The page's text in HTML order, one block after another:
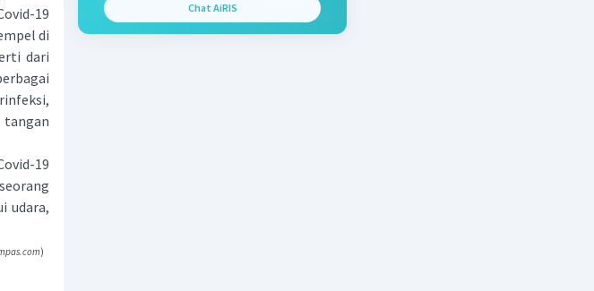
19
di
dari
tangan
19
udara,
)
Chat AiRIS